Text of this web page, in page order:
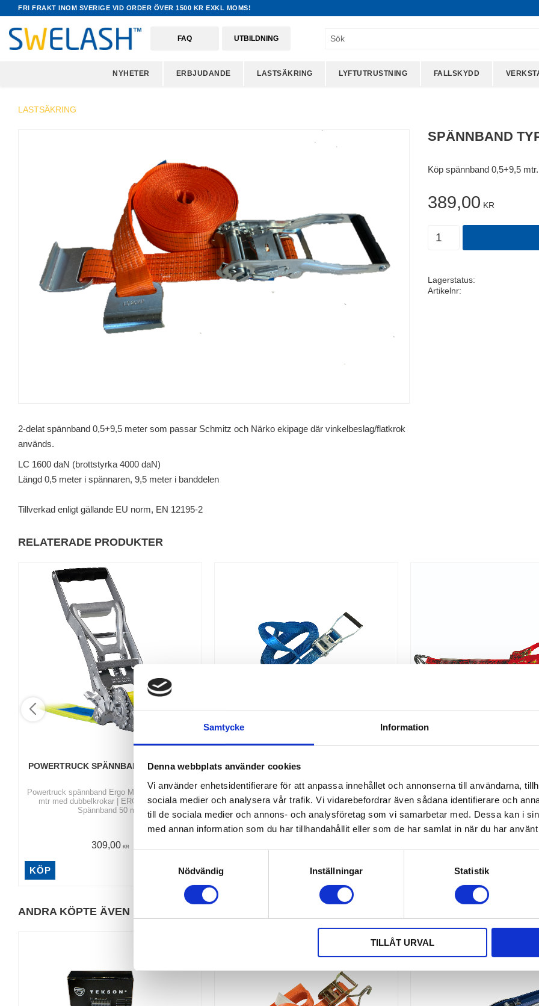
Samtycke Information
Denna webbplats använder cookies
Vi använder enhetsidentifierare för att anpassa innehållet och annonserna till användarna,
sociala medier och analysera vår trafik. Vi vidarebefordrar även sådana identifierare och
till de sociala medier och annons- och analysföretag som vi samarbetar med. Dessa kan i
med annan information som du har tillhandahållit eller som de har samlat in när du har
s
v
Nödvändig Inställningar Statistik
TILLÅT URVAL
FRI FRAKT INOM SVERIGE VID ORDER ÖVER 1500 KR EXKL MOMS!
FAQ UTBILDNING
NYHETER ERBJUDANDE LASTSÄKRING LYFTUTRUSTNING FALLSKYDD
LASTSÄKRING
SPÄNNBAND
Köp spännband 0,5+9,5
389,00 KR
Lagerstatus
Artikelnr
2-delat spännband 0,5+9,5 meter som passar Schmitz och Närko ekipage där vinkelbeslag/flatkrok
används.
LC 1600 daN (brottstyrka 4000 daN)
Längd 0,5 meter i spännaren, 9,5 meter i banddelen
Tillverkad enligt gällande EU norm, EN 12195-2
RELATERADE PRODUKTER
POWERTRUCK SPÄNNBAND ERGO MAX
Powertruck spännband Ergo Max 5 ton 10 + 0,4
mtr med dubbelkrokar | ERGO spännare |
Spännband 50 mm
309,00 KR
KÖP
SURRNING SPÄNNBAND TYP
Köp spännband 0,5+9,5 mtr. Spännbandet
passar till Ekeri och Närko kantlina där deras
pinne/hantel används. OBS! EKERI/NÄRKO
pinne ingår ej!
Spännband utvecklat för att
spänningen i surrningen under
9 + 0,3 mtr med dubbelkrokar |
mm
ANDRA KÖPTE ÄVEN
44%